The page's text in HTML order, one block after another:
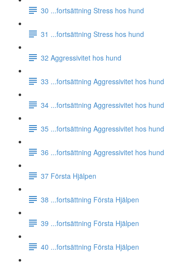
30 ...fortsättning Stress hos hund
31 ...fortsättning Stress hos hund
32 Aggressivitet hos hund
33 ...fortsättning Aggressivitet hos hund
34 ...fortsättning Aggressivitet hos hund
35 ...fortsättning Aggressivitet hos hund
36 ...fortsättning Aggressivitet hos hund
37 Första Hjälpen
38 ...fortsättning Första Hjälpen
39 ...fortsättning Första Hjälpen
40 ...fortsättning Första Hjälpen